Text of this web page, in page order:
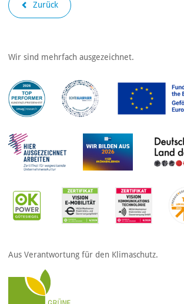
Zurück
Wir sind mehrfach ausgezeichnet.
Aus Verantwortung für den Klimaschutz.